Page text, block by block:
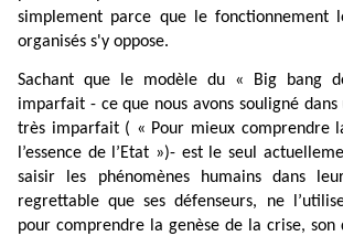
simplement parce que le fonctionnement
organisés s'y oppose.
Sachant que le modèle du « Big bang
imparfait - ce que nous avons souligné
très imparfait ( « Pour mieux comprendre
l’essence de l’Etat »)- est le seul
saisir les phénomènes humains dans
regrettable que ses défenseurs, ne
pour comprendre la genèse de la crise, son